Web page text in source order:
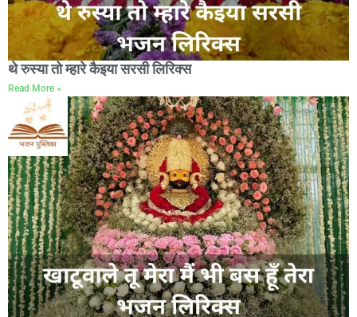
थे रुस्या तो म्हारे कैइया सरसी लिरिक्स
Read More »